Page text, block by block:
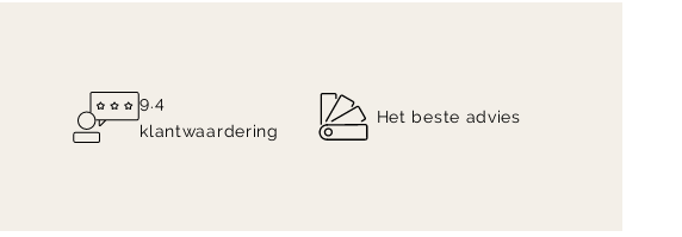
9.4
klantwaardering
Het beste advies